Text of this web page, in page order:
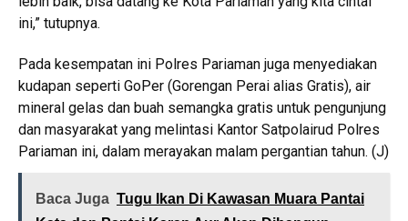
ini,” tutupnya.
Pada kesempatan ini Polres Pariaman juga menyediakan
kudapan seperti GoPer (Gorengan Perai alias Gratis), air
mineral gelas dan buah semangka gratis untuk pengunjung
dan masyarakat yang melintasi Kantor Satpolairud Polres
Pariaman ini, dalam merayakan malam pergantian tahun. (J)
Baca Juga Tugu Ikan Di Kawasan Muara Pantai